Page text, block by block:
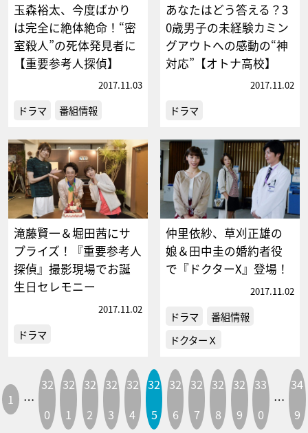
玉森裕太、今度ばかり
は完全に絶体絶命！“密
室殺人”の死体発見者に
【重要参考人探偵】
2017.11.03
ドラマ 番組情報
あなたはどう答える？3
0歳男子の未経験カミン
グアウトへの感動の“神
対応”【オトナ高校】
2017.11.02
ドラマ
滝藤賢一＆堀田茜にサ
プライズ！『重要参考人
探偵』撮影現場でお誕
生日セレモニー
2017.11.02
ドラマ
仲里依紗、草刈正雄の
娘＆田中圭の婚約者役
で『ドクターX』登場！
2017.11.02
ドラマ
番組情報
ドクターＸ
1 …
32
0
32
1
32
2
32
3
32
4
32
5
32
6
32
7
32
8
32
9
33
0
…
34
9